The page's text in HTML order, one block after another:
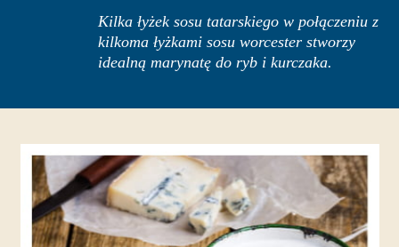
Kilka łyżek sosu tatarskiego w połączeniu z
kilkoma łyżkami sosu worcester stworzy
idealną marynatę do ryb i kurczaka.